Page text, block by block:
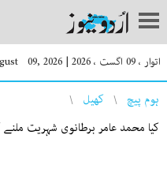
اتوار ، 09 اگست ، 2026 |
09, 2026
You are here
ہوم پیچ
کھیل
کیا محمد عامر برطانوی شہریت